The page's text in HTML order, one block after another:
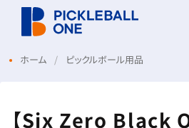
ホーム ピックルボール用品
【Six Zero Black